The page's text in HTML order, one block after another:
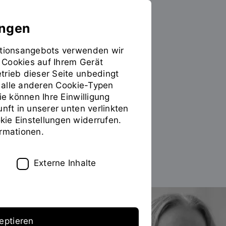
PERSONEN
Brigitte Kauer M.A.
Fakultätsreferentin
verwenden wir
auf Ihrem Gerät
dieser Seite unbedingt
anderen Cookie-Typen
können Ihre Einwilligung
in unserer unten verlinkten
Einstellungen widerrufen.
Externe Inhalte